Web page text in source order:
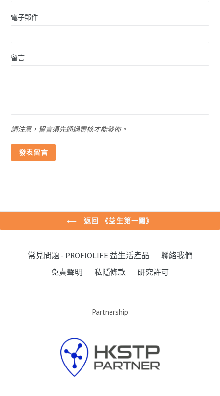
電子郵件
留言
請注意，留言須先通過審核才能發佈。
返回 《益生第一關》
常見問題 - PROFIOLIFE 益生活產品
聯絡我們
免責聲明
私隱條款 研究許可
Partnership